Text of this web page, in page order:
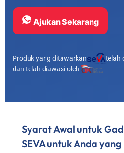
Ajukan Sekarang
Produk yang ditawarkan
telah
dan telah diawasi oleh
Syarat Awal untuk
SEVA untuk Anda